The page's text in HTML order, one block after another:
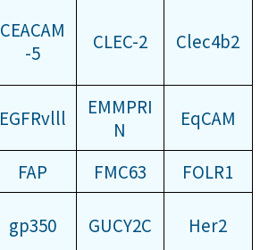
CEACAM
-5
CLEC-2 Clec4b2
EGFRvlll
EMMPRI
N
EqCAM
FAP FMC63
FOLR1
gp350 GUCY2C Her2